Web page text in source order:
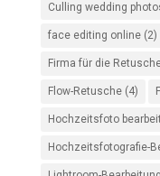
Culling wedding
face editing online(2)
Firma für die
Flow-Retusche(4)
Hochzeitsfoto
Hochzeitsfotografie-